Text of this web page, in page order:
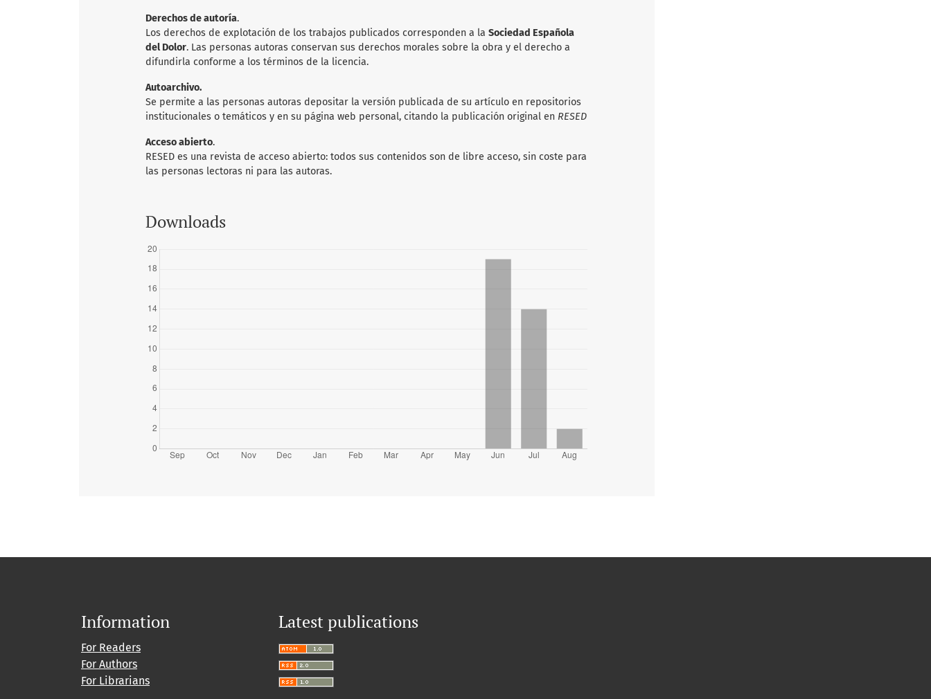
Derechos de autoría.
Los derechos de explotación de los trabajos publicados corresponden a la Sociedad Española
del Dolor. Las personas autoras conservan sus derechos morales sobre la obra y el derecho a
difundirla conforme a los términos de la licencia.
Autoarchivo.
Se permite a las personas autoras depositar la versión publicada de su artículo en repositorios
institucionales o temáticos y en su página web personal, citando la publicación original en RESED
Acceso abierto.
RESED es una revista de acceso abierto: todos sus contenidos son de libre acceso, sin coste para
las personas lectoras ni para las autoras.
Downloads
Information
For Readers
For Authors
For Librarians
Latest publications